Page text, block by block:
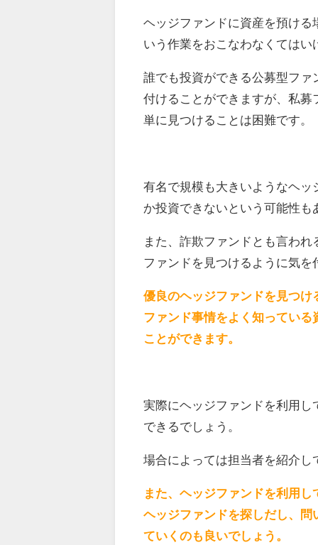
ヘッジファンドに資産を預け
いう作業をおこなわなくてはい
誰でも投資ができる公募型フ
付けることができますが、私
単に見つけることは困難です。
有名で規模も大きいようなヘ
か投資できないという可能性も
また、詐欺ファンドとも言わ
ファンドを見つけるように気
優良のヘッジファンドを見つ
ファンド事情をよく知ってい
ことができます。
実際にヘッジファンドを利用
できるでしょう。
場合によっては担当者を紹介
また、ヘッジファンドを利用
ヘッジファンドを探しだし、
ていくのも良いでしょう。